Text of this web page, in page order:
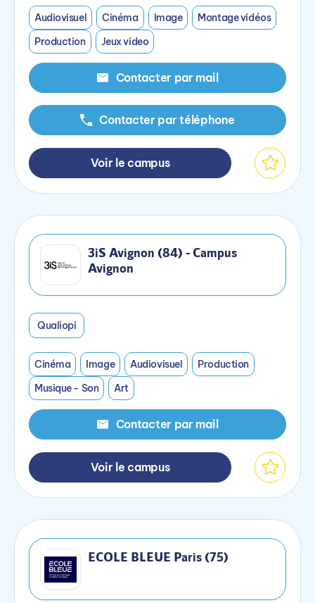
Audiovisuel Cinéma Image
Montage vidéos
Production
Jeux video
Contacter par mail
Contacter par téléphone
Voir le campus
3iS Avignon (84) - Campus
Avignon
Qualiopi
Cinéma Image Audiovisuel
Production
Musique - Son
Art
Contacter par mail
Voir le campus
ECOLE BLEUE Paris (75)